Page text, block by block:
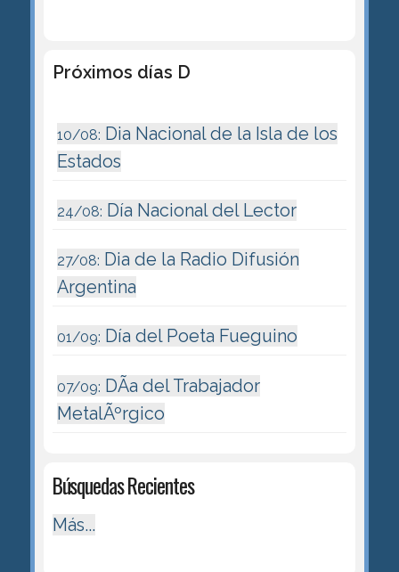
Próximos días D
10/08: Dia Nacional de la Isla de los
Estados
24/08: Día Nacional del Lector
27/08: Dia de la Radio Difusión
Argentina
01/09: Día del Poeta Fueguino
07/09: DÃ­a del Trabajador
MetalÃºrgico
Búsquedas Recientes
Más...